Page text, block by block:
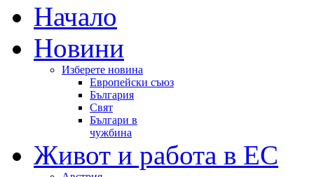
Начало
Новини
Изберете новина
Европейски съюз
България
Свят
Българи в
чужбина
Живот и работа в ЕС